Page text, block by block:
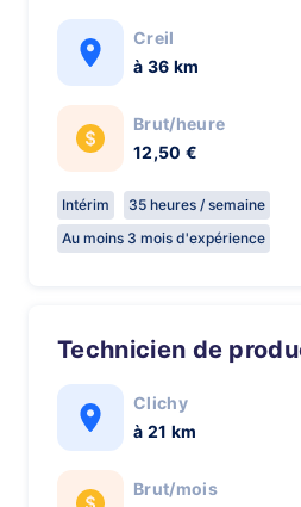
Creil
à 36 km
Brut/heure
12,50 €
Intérim
35 heures / semaine
Au moins 3 mois d'expérience
Technicien de
Clichy
à 21 km
Brut/mois